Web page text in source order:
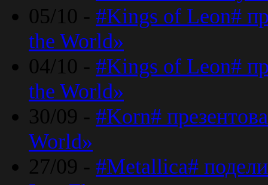
05/10 - #Kings of Leon#
the World»
04/10 - #Kings of Leon#
the World»
30/09 - #Korn#
World»
27/09 - #Metallica#